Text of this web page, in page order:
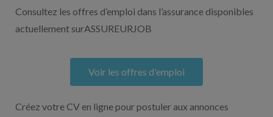
Consultez les offres d’emploi dans l’assurance disponibles
actuellement surASSUREURJOB
Voir les offres d'emploi
Créez votre CV en ligne pour postuler aux annonces